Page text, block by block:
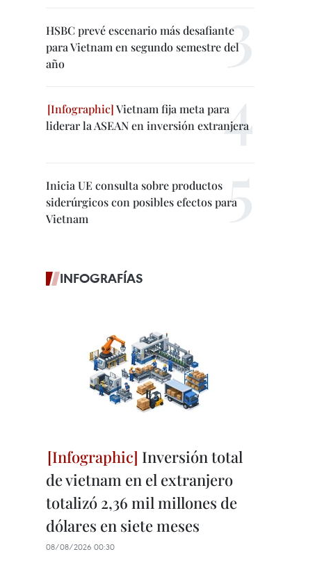
HSBC prevé escenario más desafiante
para Vietnam en segundo semestre del
año
Vietnam fija meta para
liderar la ASEAN en inversión extranjera
Inicia UE consulta sobre productos
siderúrgicos con posibles efectos para
Vietnam
INFOGRAFÍAS
Inversión total
de vietnam en el extranjero
totalizó 2,36 mil millones de
dólares en siete meses
08/08/2026 00:30